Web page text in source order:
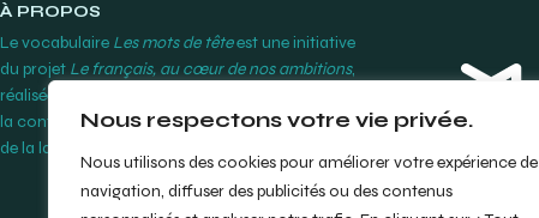
Nous respectons votre vie privée.
Nous utilisons des cookies pour améliorer votre expérience de
navigation, diffuser des publicités ou des contenus
À PROPOS
Le vocabulaire Les mots de têteest une initiative
du projet Le français, au cœur de nos ambitions,
réalisée par le Cégep Édouard-Montpetit grâce à
la contribution financière de l’Office québécois
de la langue française.